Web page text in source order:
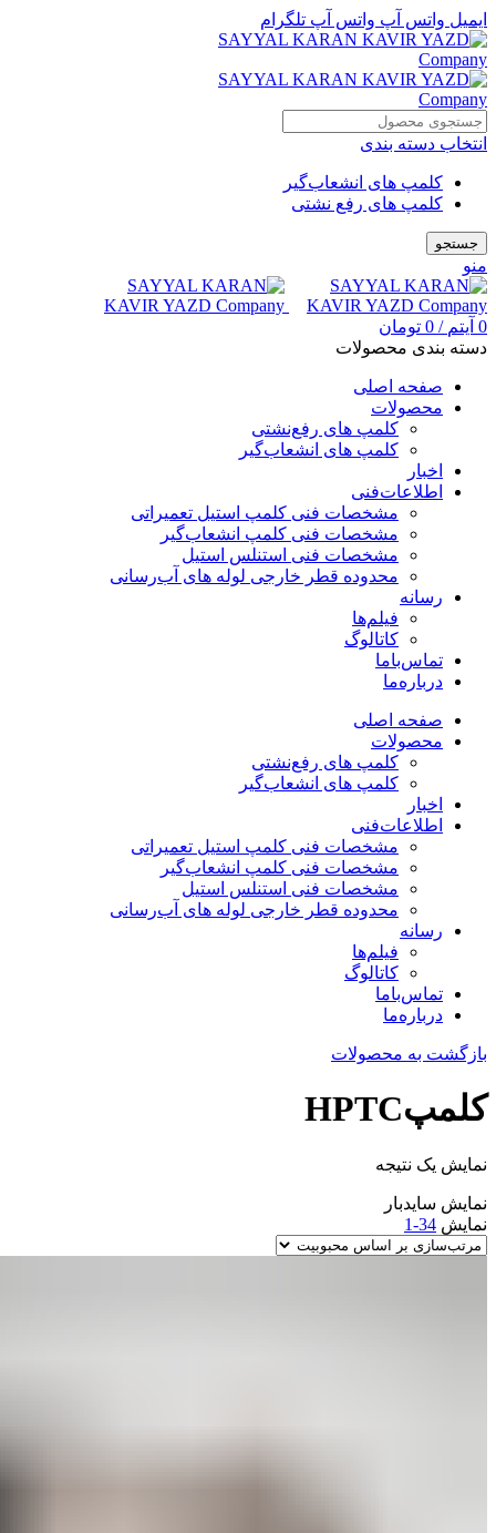
ایمیل واتس آپ واتس آپ تلگرام
انتخاب دسته بندی
کلمپ های انشعاب‌گیر
کلمپ های رفع نشتی
جستجو
منو
0 آیتم /
0 تومان
دسته بندی محصولات
صفحه اصلی
محصولات
کلمپ های رفع‌نشتی
کلمپ های انشعاب‌گیر
اخبار
اطلاعات‌فنی
مشخصات فنی کلمپ استیل تعمیراتی
مشخصات فنی کلمپ انشعاب‌گیر
مشخصات فنی استنلس استیل
محدوده قطر خارجی لوله های آب‌رسانی
رسانه
فیلم‌ها
کاتالوگ
تماس‌با‌ما
درباره‌ما
صفحه اصلی
محصولات
کلمپ های رفع‌نشتی
کلمپ های انشعاب‌گیر
اخبار
اطلاعات‌فنی
مشخصات فنی کلمپ استیل تعمیراتی
مشخصات فنی کلمپ انشعاب‌گیر
مشخصات فنی استنلس استیل
محدوده قطر خارجی لوله های آب‌رسانی
رسانه
فیلم‌ها
کاتالوگ
تماس‌با‌ما
درباره‌ما
بازگشت به محصولات
کلمپHPTC
نمایش یک نتیجه
نمایش سایدبار
نمایش 34-1